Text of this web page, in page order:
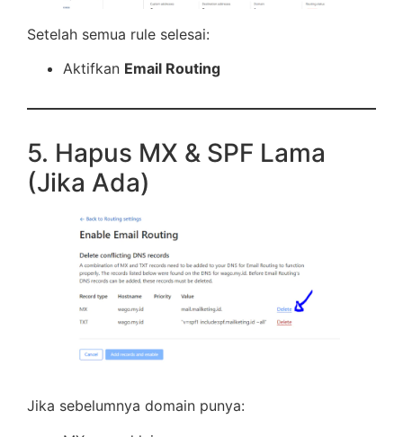
Setelah semua rule selesai:
Aktifkan Email Routing
5. Hapus MX & SPF Lama
(Jika Ada)
Jika sebelumnya domain punya: